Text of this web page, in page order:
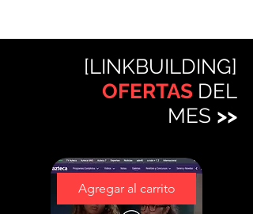
[LINKBUILDING]
OFERTAS DEL
MES >>
Agregar al carrito